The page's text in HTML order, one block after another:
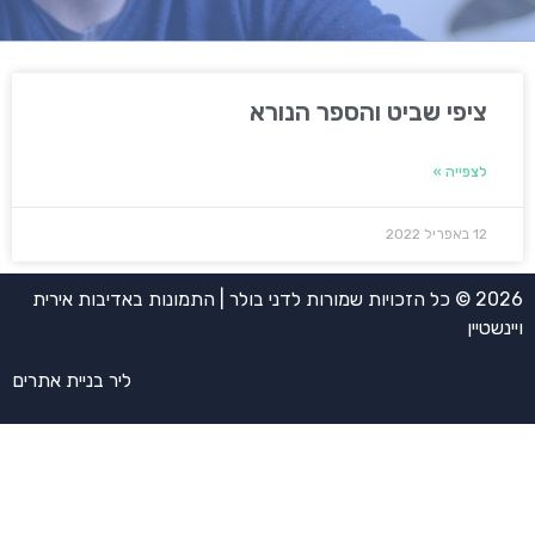
ציפי שביט והספר הנורא
לצפייה »
12 באפריל 2022
2026 © כל הזכויות שמורות לדני בולר | התמונות באדיבות אירית
ויינשטיין
ליר בניית אתרים